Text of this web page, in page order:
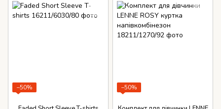
−50% −50%